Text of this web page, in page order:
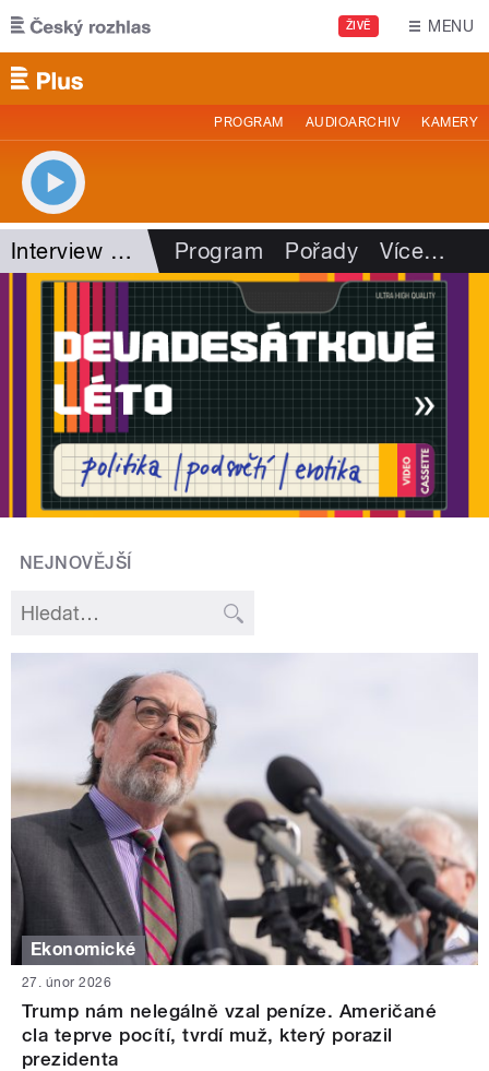
Přejít k hlavnímu obsahu
ŽIVĚ MENU
PROGRAM AUDIOARCHIV KAMERY
Interview Plus Program Pořady Více…
NEJNOVĚJŠÍ
Ekonomické
27. únor 2026
Trump nám nelegálně vzal peníze. Američané
cla teprve pocítí, tvrdí muž, který porazil
prezidenta